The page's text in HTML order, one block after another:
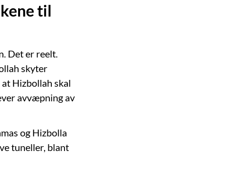
til
Det er reelt.
skyter
Hizbollah skal
avvæpning av
og Hizbolla
tuneller, blant